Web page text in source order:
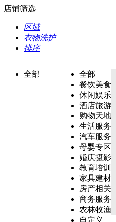
店铺筛选
区域
衣物洗护
排序
全部
全部
餐饮美食
休闲娱乐
酒店旅游
购物天地
生活服务
汽车服务
母婴专区
婚庆摄影
教育培训
家具建材
房产相关
商务服务
农林牧渔
自定义